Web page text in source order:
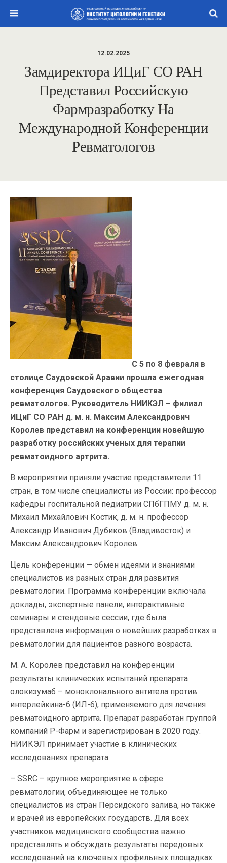
12.02.2025
Замдиректора ИЦиГ СО РАН
Представил Российскую
Фармразработку На
Международной Конференции
Ревматологов
С 5 по 8 февраля в
столице Саудовской Аравии прошла ежегодная
конференция Саудовского общества
ревматологов. Руководитель НИИКЭЛ – филиал
ИЦиГ СО РАН д. м. н. Максим Александрович
Королев представил на конференции новейшую
разработку российских ученых для терапии
ревматоидного артрита.
В мероприятии приняли участие представители 11
стран, в том числе специалисты из России: профессор
кафедры госпитальной педиатрии СПбГПМУ д. м. н.
Михаил Михайлович Костик, д. м. н. профессор
Александр Иванович Дубиков (Владивосток) и
Максим Александрович Королев.
Цель конференции — обмен идеями и знаниями
специалистов из разных стран для развития
ревматологии. Программа конференции включала
доклады, экспертные панели, интерактивные
семинары и стендовые сессии, где была
представлена информация о новейших разработках в
ревматологии для пациентов разного возраста.
М. А. Королев представил на конференции
результаты клинических испытаний препарата
олокизумаб – моноклонального антитела против
интерлейкина-6 (ИЛ-6), применяемого для лечения
ревматоидного артрита. Препарат разработан группой
компаний Р-Фарм и зарегистрирован в 2020 году.
НИИКЭЛ принимает участие в клинических
исследованиях препарата.
– SSRC – крупное мероприятие в сфере
ревматологии, объединяющее не только
специалистов из стран Персидского залива, но также
и врачей из европейских государств. Для всех
участников медицинского сообщества важно
представлять и обсуждать результаты передовых
исследований на ключевых профильных площадках.